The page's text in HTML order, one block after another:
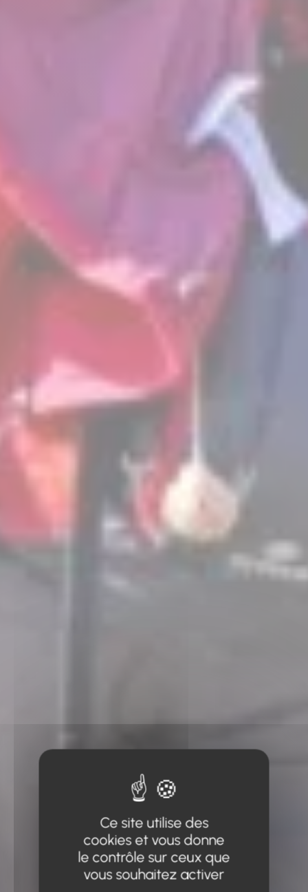
Ce site utilise des
cookies et vous donne
le contrôle sur ceux que
vous souhaitez activer